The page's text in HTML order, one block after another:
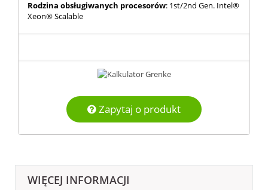
Rodzina obsługiwanych procesorów: 1st/2nd Gen. Intel®
Xeon® Scalable
Zapytaj o produkt
WIĘCEJ INFORMACJI